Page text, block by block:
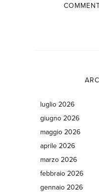
luglio 2026
giugno 2026
maggio 2026
aprile 2026
marzo 2026
febbraio 2026
gennaio 2026